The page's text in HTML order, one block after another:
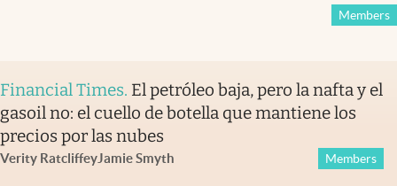
Members
Financial Times. El petróleo baja, pero la nafta y el
gasoil no: el cuello de botella que mantiene los
precios por las nubes
Verity RatcliffeyJamie Smyth Members